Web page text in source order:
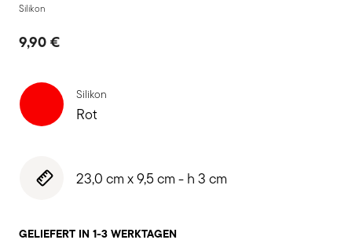
Silikon
9,90 €
Silikon
Rot
23,0 cm x 9,5 cm - h 3 cm
GELIEFERT IN 1-3 WERKTAGEN